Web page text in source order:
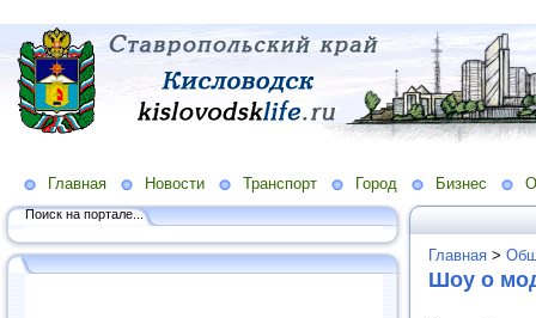
Главная Новости Транспорт Город Бизнес
Поиск на портале...
Главная >
Шоу о